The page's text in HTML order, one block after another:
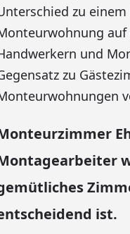
zu
und
zu
ist.